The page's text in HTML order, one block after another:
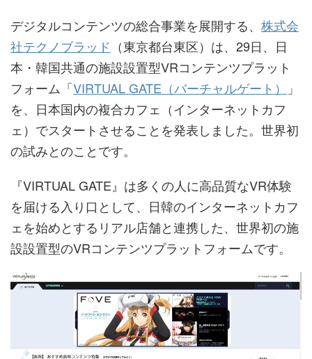
デジタルコンテンツの総合事業を展開する、 株式会
社テクノブラッド （東京都台東区）は、29日、日
本・韓国共通の施設設置型VRコンテンツプラット
フォーム「VIRTUAL GATE（バーチャルゲート）
」
を、日本国内の複合カフェ（インターネットカフ
ェ）でスタートさせることを発表しました。世界初
の試みとのことです。
『VIRTUAL GATE』は多くの人に高品質なVR体験
を届ける入り口として、日韓のインターネットカフ
ェを始めとするリアル店舗と連携した、世界初の施
設設置型のVRコンテンツプラットフォームです。